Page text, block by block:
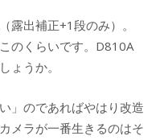
露出補正+1段のみ）。
のくらいです。D810A
ょうか。
」のであればやはり改造
メラが一番生きるのはそ